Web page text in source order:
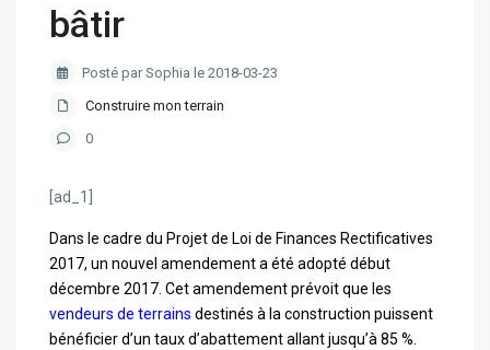
bâtir
Posté par Sophia le 2018-03-23
Construire mon terrain
0
[ad_1]
Dans le cadre du Projet de Loi de Finances Rectificatives
2017, un nouvel amendement a été adopté début
décembre 2017.Cet amendement prévoit que les
vendeurs de terrains destinés à la construction puissent
bénéficier d’un taux d’abattement allant jusqu’à 85 %.